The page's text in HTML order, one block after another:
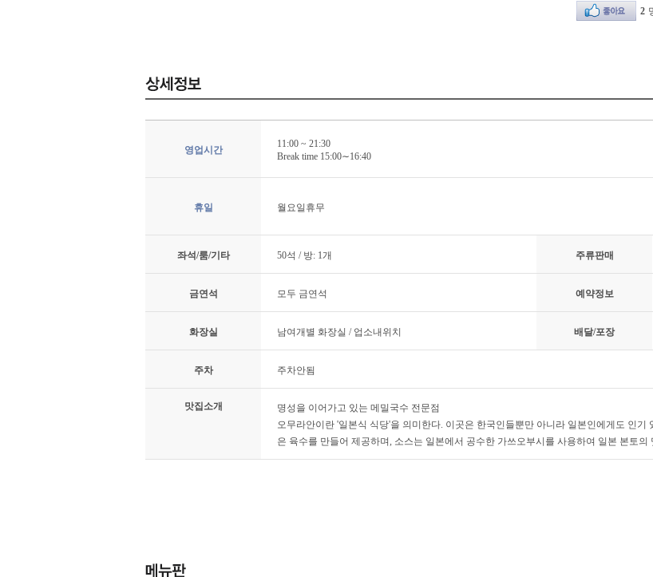
2
영업시간
11:00 ~ 21:30
Break time 15:00∼16:40
휴일 월요일휴무
좌석/룸/기타 50석 / 방: 1개 주류판매
금연석 모두 금연석 예약정보
화장실 남여개별 화장실 / 업소내위치 배달/포장
주차 주차안됨
맛집소개
명성을 이어가고 있는 메밀국수 전문점
오무라안이란 '일본식 식당'을 의미한다. 이곳은 한국인들뿐만 아니라 일본인에게도 인
은 육수를 만들어 제공하며, 소스는 일본에서 공수한 가쓰오부시를 사용하여 일본 본토의